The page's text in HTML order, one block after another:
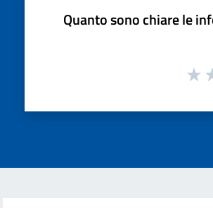
Quanto sono chiare le